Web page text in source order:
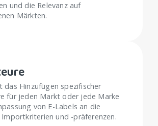
und die Relevanz auf
Märkten.
das Hinzufügen spezifischer
für jeden Markt oder jede Marke
von E-Labels an die
Importkriterien und -präferenzen.